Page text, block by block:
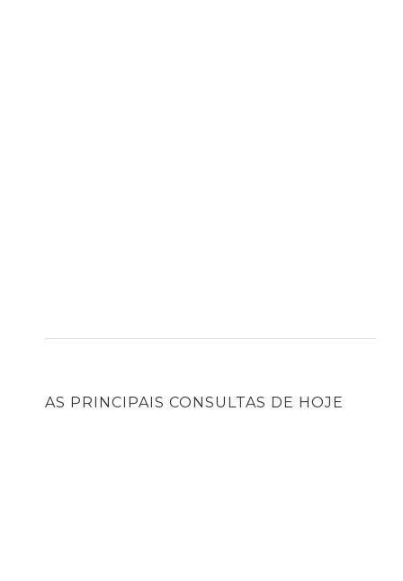
AS PRINCIPAIS CONSULTAS DE HOJE